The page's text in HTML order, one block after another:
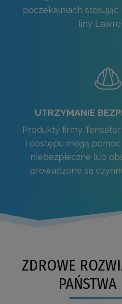
poczekalniach stosując
liny
UTRZYMANIE
Produkty firmy
i dostępu mogą
niebezpieczne lub
prowadzone są
ZDROWE